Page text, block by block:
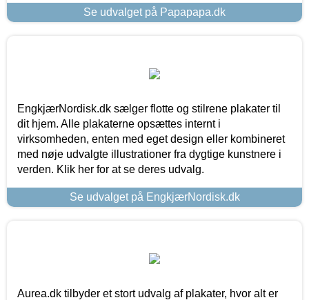
Se udvalget på Papapapa.dk
EngkjærNordisk.dk sælger flotte og stilrene plakater til
dit hjem. Alle plakaterne opsættes internt i
virksomheden, enten med eget design eller kombineret
med nøje udvalgte illustrationer fra dygtige kunstnere i
verden. Klik her for at se deres udvalg.
Se udvalget på EngkjærNordisk.dk
Aurea.dk tilbyder et stort udvalg af plakater, hvor alt er